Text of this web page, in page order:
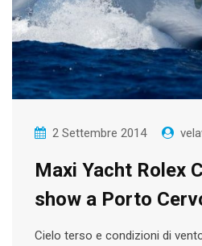
2 Settembre 2014
Maxi Yacht Rolex
show a Porto
Cielo terso e condizioni di